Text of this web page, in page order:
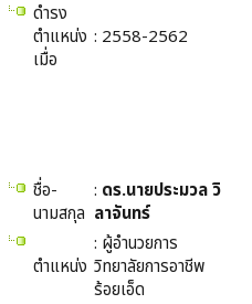
ดำรง
ตำแหน่ง
เมื่อ
: 2558-2562
ชื่อ-
นามสกุล
: ดร.นายประมวล วิ
ลาจันทร์
ตำแหน่ง
: ผู้อำนวยการ
วิทยาลัยการอาชีพ
ร้อยเอ็ด